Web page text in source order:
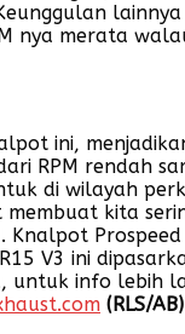
nya merata
ini,
RPM rendah
di wilayah
kita
Knalpot
V3 ini
untuk info lebih
(RLS/AB)